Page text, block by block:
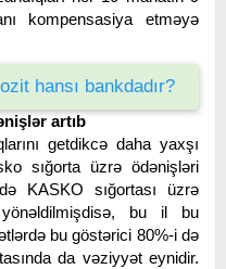
kompensasiya etməyə
hansı bankdadır?
artıb
getdikcə daha yaxşı
sığorta üzrə ödənişləri
KASKO sığortası üzrə
yönəldilmişdisə, bu il bu
bu göstərici 80%-i də
da vəziyyət eynidir.